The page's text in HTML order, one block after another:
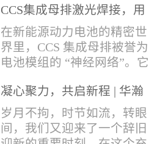
方位解决精密电子量产焊接
痛点。预制锡环焊接工艺预
制锡环焊接工艺，核心优势
明显：1.锡料定量可控：锡
环设备提前卷绕/挤压成型，
每一枚锡环锡含量标准化，
激光一次性熔融，焊点大
小、锡厚高度统一...
和，全员火力全开，全力奔
赴交付节点，用硬核产能响
应市场需求，用严苛品质回
馈每一份客户信任。市场认
的技术、高效智能的生产优
势与零缺陷的品控标准，我
们的CCS激光焊接机持续斩
获大量订单，近两月产能全
CCS集成母排激光焊接，用
微米级工艺守护新能源电池
生命线
在新能源动力电池的精密世
界里，CCS 集成母排被誉为
电池模组的 “神经网络”。它
电，更承载着电压、温度信
号的实时采集，是连接电芯
与BMS电池管理系统的关键
桥梁。而连接这一切的，正
凝心聚力，共启新程 | 华瀚
激光年度盛典
岁月不拘，时节如流，转眼
间，我们又迎来了一个辞旧